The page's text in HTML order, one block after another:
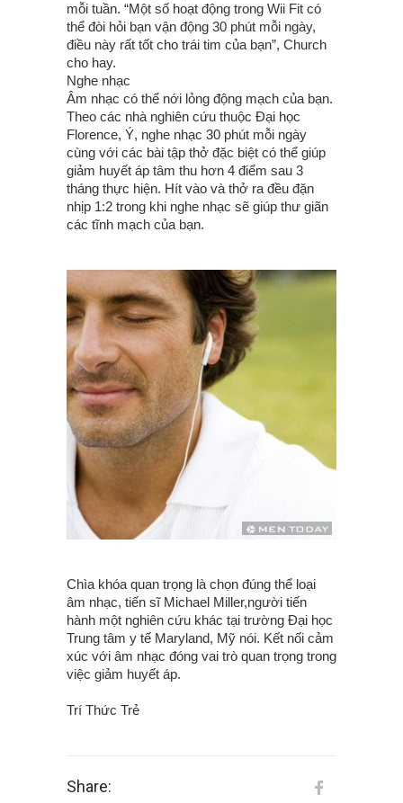
mỗi tuần. “Một số hoạt động trong Wii Fit có
thể đòi hỏi bạn vận động 30 phút mỗi ngày,
điều này rất tốt cho trái tim của bạn”, Church
cho hay.
Nghe nhạc
Âm nhạc có thể nới lỏng động mạch của bạn.
Theo các nhà nghiên cứu thuộc Đại học
Florence, Ý, nghe nhạc 30 phút mỗi ngày
cùng với các bài tập thở đặc biệt có thể giúp
giảm huyết áp tâm thu hơn 4 điểm sau 3
tháng thực hiện. Hít vào và thở ra đều đặn
nhịp 1:2 trong khi nghe nhạc sẽ giúp thư giãn
các tĩnh mạch của bạn.
Chìa khóa quan trọng là chọn đúng thể loại
âm nhạc, tiến sĩ Michael Miller,người tiến
hành một nghiên cứu khác tại trường Đại học
Trung tâm y tế Maryland, Mỹ nói. Kết nối cảm
xúc với âm nhạc đóng vai trò quan trọng trong
việc giảm huyết áp.
Trí Thức Trẻ
Share: